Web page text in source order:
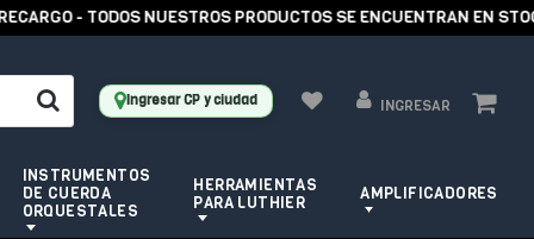
- TODOS NUESTROS PRODUCTOS SE ENCUENTRAN EN STOCK -
Ingresar CP y ciudad INGRESAR
INSTRUMENTOS
DE CUERDA
ORQUESTALES
HERRAMIENTAS
PARA LUTHIER
AMPLIFICADORES